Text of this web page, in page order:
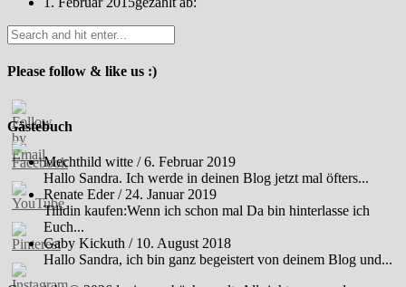
Please follow & like us :)
Gästebuch
Mechthild witte /6. Februar 2019
Hallo Sandra. Ich werde in deinen Blog jetzt mal öfters...
Renate Eder/ 24. Januar 2019
Tilidin kaufen:Wenn ich schon mal Da bin hinterlasse ich
Euch...
Gaby Kickuth / 10. August 2018
Hallo Sandra, ich bin ganz begeistert von deinem Blog und...